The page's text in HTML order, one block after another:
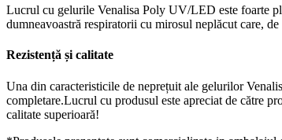
Lucrul cu gelurile Venalisa Poly UV/LED este foarte
dumneavoastră respiratorii cu mirosul neplăcut care,
Rezistență și calitate
Una din caracteristicile de neprețuit ale gelurilor
completare.Lucrul cu produsul este apreciat de către
calitate superioară!